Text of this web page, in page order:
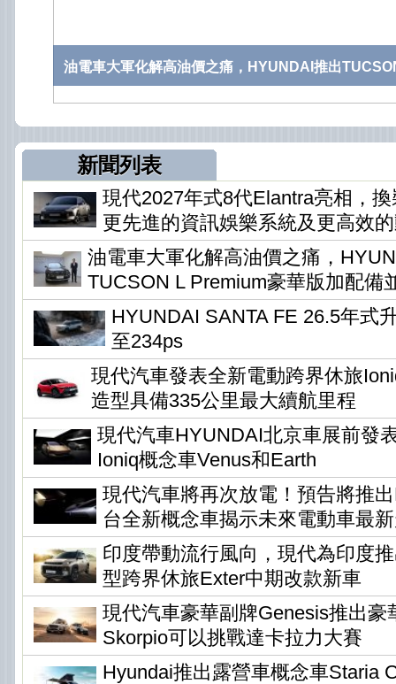
油電車大軍化解高油價之痛，HYUNDAI推出
新聞列表
現代2027年式8代Elantra亮相，
更先進的資訊娛樂系統及更高效
油電車大軍化解高油價之痛，
TUCSON L Premium豪華版加配備
HYUNDAI SANTA FE 26.5年式
至234ps
現代汽車發表全新電動跨界休旅
造型具備335公里最大續航里程
現代汽車HYUNDAI北京車展前發
Ioniq概念車Venus和Earth
現代汽車將再次放電！預告將推
台全新概念車揭示未來電動車最
印度帶動流行風向，現代為印度
型跨界休旅Exter中期改款新車
現代汽車豪華副牌Genesis推出豪
Skorpio可以挑戰達卡拉力大賽
Hyundai推出露營車概念車Staria